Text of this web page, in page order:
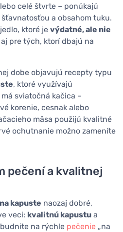
celé štvrte – ponúkajú
a obsahom tuku.
ktoré je výdatné, ale nie
pre tých, ktorí dbajú na
dobe objavujú recepty typu
, ktoré využívajú
sviatočná kačica –
korenie, cesnak alebo
mäsa použijú kvalitné
ochutnanie možno zameníte
pečení a kvalitnej
kapuste naozaj dobré,
veci: kvalitnú kapustu a
na rýchle pečenie „na